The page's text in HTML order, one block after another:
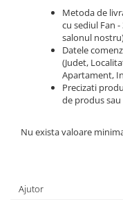
Metoda de
cu sediul Fan
salonul
Datele
(Judet,
Apartament,
Precizati
de produs
Nu exista valoare
Ajutor